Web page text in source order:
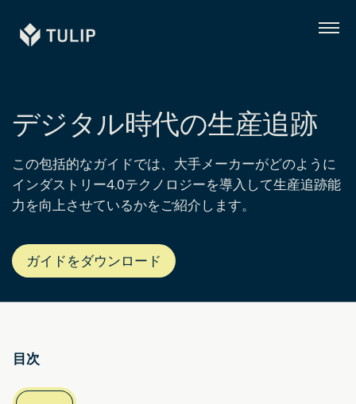
Tulip
メ
デジタル時代の生産追跡
この包括的なガイドでは、大手メーカーがどのように
インダストリー4.0テクノロジーを導入して生産追跡能
力を向上させているかをご紹介します。
ガイドをダウンロード
目次